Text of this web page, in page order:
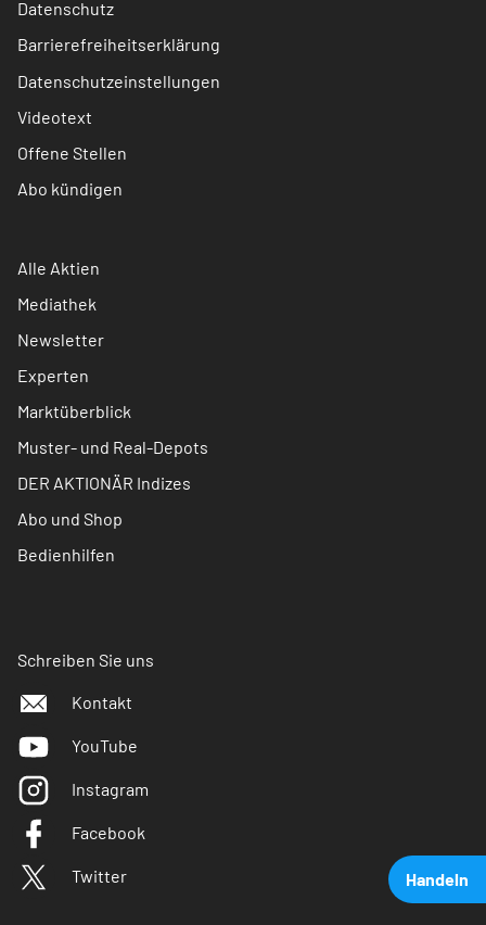
Handeln
Datenschutz
Barrierefreiheitserklärung
Datenschutzeinstellungen
Videotext
Offene Stellen
Abo kündigen
Alle Aktien
Mediathek
Newsletter
Experten
Marktüberblick
Muster- und Real-Depots
DER AKTIONÄR Indizes
Abo und Shop
Bedienhilfen
Schreiben Sie uns
Kontakt
YouTube
Instagram
Facebook
Twitter